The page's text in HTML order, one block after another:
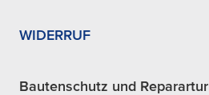
WIDERRUF
Bautenschutz und Reparartur